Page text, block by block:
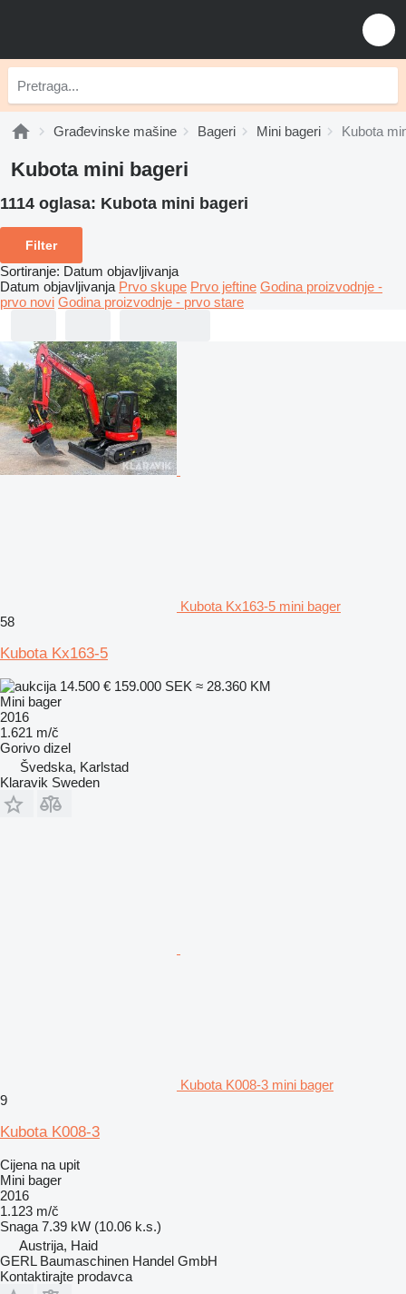
Građevinske mašine Bageri Mini bageri Kubota
Kubota mini bageri
1114 oglasa: Kubota mini bageri
Filter
Sortiranje: Datum objavljivanja
Datum objavljivanja Prvo skupe Prvo jeftine Godina proizvodnje -
prvo novi Godina proizvodnje - prvo stare
Kubota Kx163-5 mini bager
58
Kubota Kx163-5
14.500 € 159.000 SEK ≈ 28.360 KM
Mini bager
2016
1.621 m/č
Gorivo dizel
Švedska, Karlstad
Klaravik Sweden
Kubota K008-3 mini bager
9
Kubota K008-3
Cijena na upit
Mini bager
2016
1.123 m/č
Snaga 7.39 kW (10.06 k.s.)
Austrija, Haid
GERL Baumaschinen Handel GmbH
Kontaktirajte prodavca